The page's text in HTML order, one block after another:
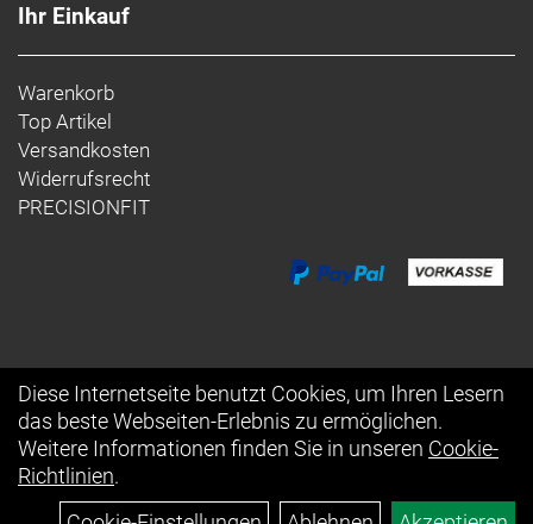
Ihr Einkauf
Warenkorb
Top Artikel
Versandkosten
Widerrufsrecht
PRECISIONFIT
Diese Internetseite benutzt Cookies, um Ihren Lesern
das beste Webseiten-Erlebnis zu ermöglichen.
Weitere Informationen finden Sie in unseren Cookie-
Richtlinien.
Auftrag widerrufen